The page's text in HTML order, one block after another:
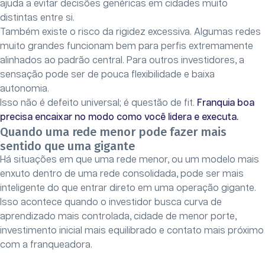
ajuda a evitar decisões genéricas em cidades muito
distintas entre si.
Também existe o risco da rigidez excessiva. Algumas redes
muito grandes funcionam bem para perfis extremamente
alinhados ao padrão central. Para outros investidores, a
sensação pode ser de pouca flexibilidade e baixa
autonomia.
Isso não é defeito universal; é questão de fit. Franquia boa
precisa encaixar no modo como você lidera e executa.
Quando uma rede menor pode fazer mais
sentido que uma gigante
Há situações em que uma rede menor, ou um modelo mais
enxuto dentro de uma rede consolidada, pode ser mais
inteligente do que entrar direto em uma operação gigante.
Isso acontece quando o investidor busca curva de
aprendizado mais controlada, cidade de menor porte,
investimento inicial mais equilibrado e contato mais próximo
com a franqueadora.